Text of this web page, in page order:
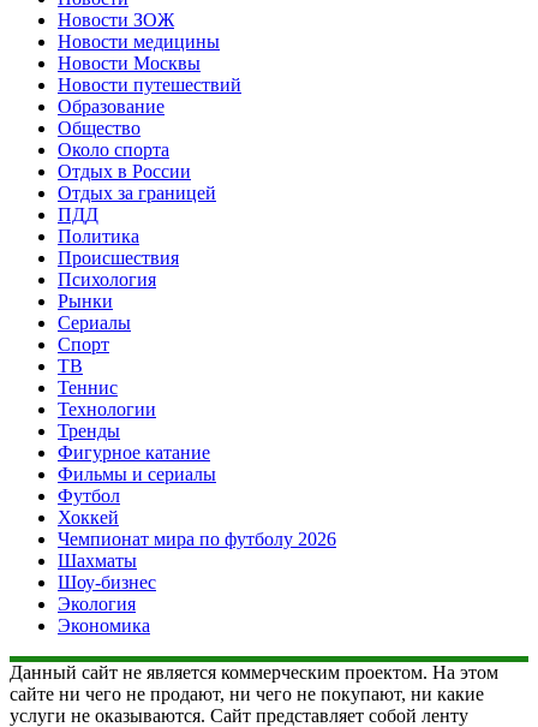
Новости ЗОЖ
Новости медицины
Новости Москвы
Новости путешествий
Образование
Общество
Около спорта
Отдых в России
Отдых за границей
ПДД
Политика
Происшествия
Психология
Рынки
Сериалы
Спорт
ТВ
Теннис
Технологии
Тренды
Фигурное катание
Фильмы и сериалы
Футбол
Хоккей
Чемпионат мира по футболу 2026
Шахматы
Шоу-бизнес
Экология
Экономика
Данный сайт не является коммерческим проектом. На этом
сайте ни чего не продают, ни чего не покупают, ни какие
услуги не оказываются. Сайт представляет собой ленту